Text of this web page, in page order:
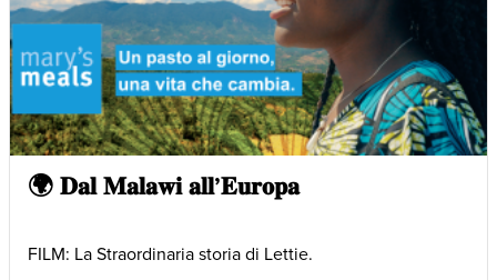
🌍 𝐃𝐚𝐥 𝐌𝐚𝐥𝐚𝐰𝐢 𝐚𝐥𝐥’𝐄𝐮𝐫𝐨𝐩𝐚
FILM: La Straordinaria storia di Lettie.